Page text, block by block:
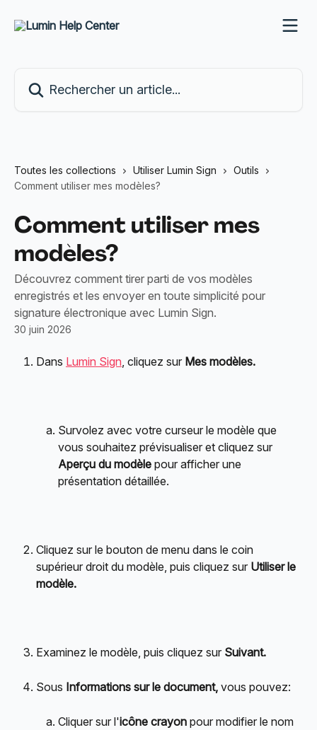
Toutes les collections Utiliser Lumin Sign
Outils
Comment utiliser mes modèles?
Comment utiliser mes
modèles?
Découvrez comment tirer parti de vos modèles
enregistrés et les envoyer en toute simplicité pour
signature électronique avec Lumin Sign.
30 juin 2026
Dans Lumin Sign, cliquez sur Mes modèles.
Survolez avec votre curseur le modèle que
vous souhaitez prévisualiser et cliquez sur
Aperçu du modèle pour afficher une
présentation détaillée.
Cliquez sur le bouton de menu dans le coin
supérieur droit du modèle, puis cliquez sur Utiliser le
modèle.
Examinez le modèle, puis cliquez sur Suivant.
Sous Informations sur le document, vous pouvez:
Cliquer sur l'icône crayon pour modifier le nom